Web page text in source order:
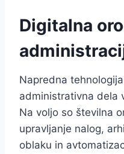
Digitalna
Napredna
administrativna dela
Na voljo so številna
upravljanje nalog,
oblaku in